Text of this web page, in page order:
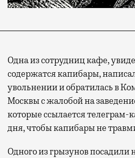
Одна из сотрудниц кафе,
содержатся капибары,
увольнении и обратилась в
Москвы с жалобой на
которые ссылается телеграм-
дня, чтобы капибары не
Одного из грызунов посадили